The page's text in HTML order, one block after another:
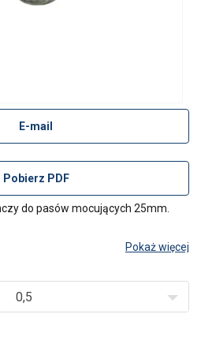
E-mail
Pobierz PDF
do pasów mocujących 25mm.
Pokaż więcej
0,5